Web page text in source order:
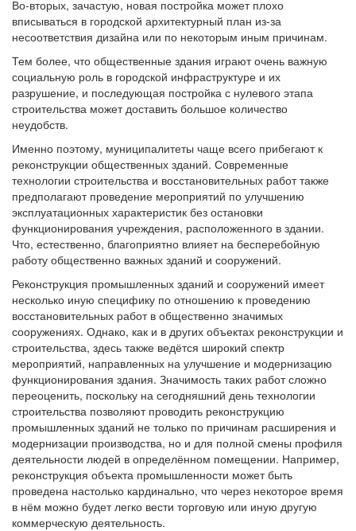
Во-вторых, зачастую, новая постройка может плохо
вписываться в городской архитектурный план из-за
несоответствия дизайна или по некоторым иным причинам.
Тем более, что общественные здания играют очень важную
социальную роль в городской инфраструктуре и их
разрушение, и последующая постройка с нулевого этапа
строительства может доставить большое количество
неудобств.
Именно поэтому, муниципалитеты чаще всего прибегают к
реконструкции общественных зданий. Современные
технологии строительства и восстановительных работ также
предполагают проведение мероприятий по улучшению
эксплуатационных характеристик без остановки
функционирования учреждения, расположенного в здании.
Что, естественно, благоприятно влияет на бесперебойную
работу общественно важных зданий и сооружений.
Реконструкция промышленных зданий и сооружений имеет
несколько иную специфику по отношению к проведению
восстановительных работ в общественно значимых
сооружениях. Однако, как и в других объектах реконструкции и
строительства, здесь также ведётся широкий спектр
мероприятий, направленных на улучшение и модернизацию
функционирования здания. Значимость таких работ сложно
переоценить, поскольку на сегодняшний день технологии
строительства позволяют проводить реконструкцию
промышленных зданий не только по причинам расширения и
модернизации производства, но и для полной смены профиля
деятельности людей в определённом помещении. Например,
реконструкция объекта промышленности может быть
проведена настолько кардинально, что через некоторое время
в нём можно будет легко вести торговую или иную другую
коммерческую деятельность.